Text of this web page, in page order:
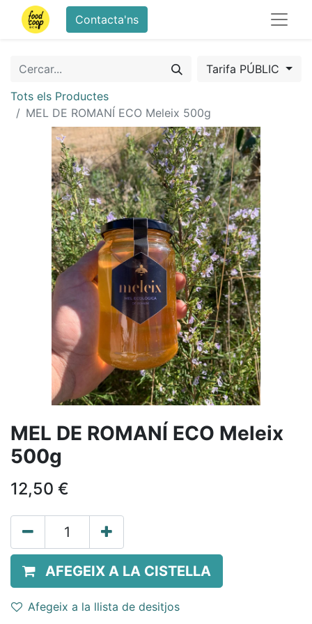
Contacta'ns
Tarifa PÚBLIC
Tots els Productes
MEL DE ROMANÍ ECO Meleix 500g
MEL DE ROMANÍ ECO Meleix
500g
12,50 €
AFEGEIX A LA CISTELLA
Afegeix a la llista de desitjos